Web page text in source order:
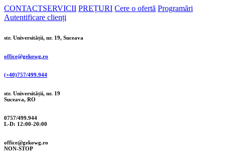
CONTACTSERVICII PREȚURI Cere o ofertă Programări
Autentificare clienți
str. Universității, nr. 19, Suceava
office@gekowg.ro
(+40)757/499.944
str. Universității, nr. 19
Suceava, RO
0757/499.944
L-D: 12:00-20:00
office@gekowg.ro
NON-STOP